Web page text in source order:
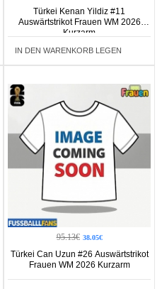
Türkei Kenan Yildiz #11
Auswärtstrikot Frauen WM 2026
Kurzarm
IN DEN WARENKORB LEGEN
95.13€ 38.05€
Türkei Can Uzun #26 Auswärtstrikot
Frauen WM 2026 Kurzarm